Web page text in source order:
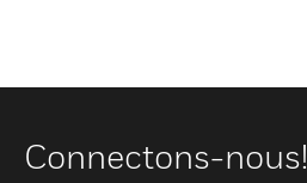
Connectons-nous!